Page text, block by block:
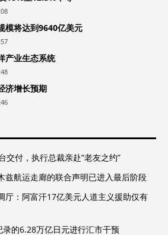
模将达到9640亿美元
产业生态系统
济增长预期
交付，执行总裁亲赴“老友之约”
兹航运走廊的联合声明已进入最后阶段
厅：阿富汗17亿美元人道主义援助仅有
的6.28万亿日元进行汇市干预